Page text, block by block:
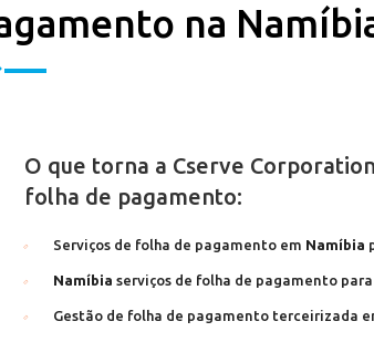
na
O que torna a Cserve
folha de pagamento:
Serviços de folha de pagamento em Namíbia
Namíbia serviços de folha de pagamento
Gestão de folha de pagamento terceirizada